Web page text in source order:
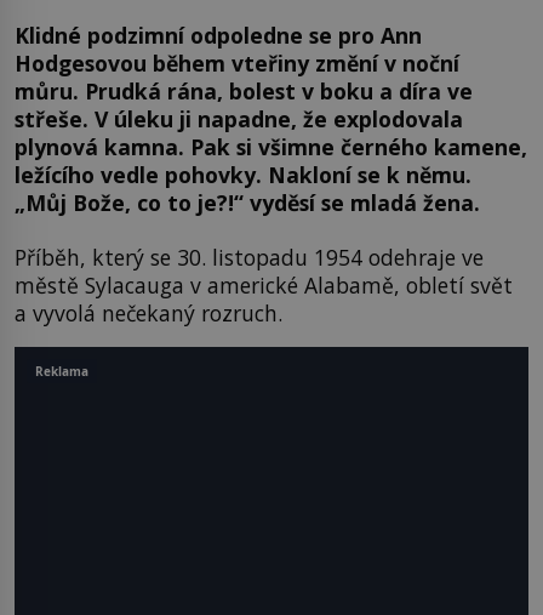
Klidné podzimní odpoledne se pro Ann
Hodgesovou během vteřiny změní v noční
můru. Prudká rána, bolest v boku a díra ve
střeše. V úleku ji napadne, že explodovala
plynová kamna. Pak si všimne černého kamene,
ležícího vedle pohovky. Nakloní se k němu.
„Můj Bože, co to je?!“ vyděsí se mladá žena.
Příběh, který se 30. listopadu 1954 odehraje ve
městě Sylacauga v americké Alabamě, obletí svět
a vyvolá nečekaný rozruch.
Reklama